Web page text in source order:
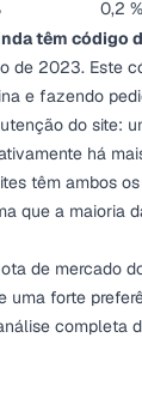
0,2 %
têm código
de 2023. Este
e fazendo
do site:
há
têm ambos
que a maioria
de mercado
forte
completa